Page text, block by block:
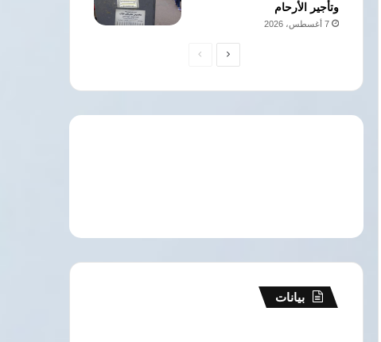
وتأجير الأرحام
7 أغسطس، 2026
الصفحةالصفحة
بيانات